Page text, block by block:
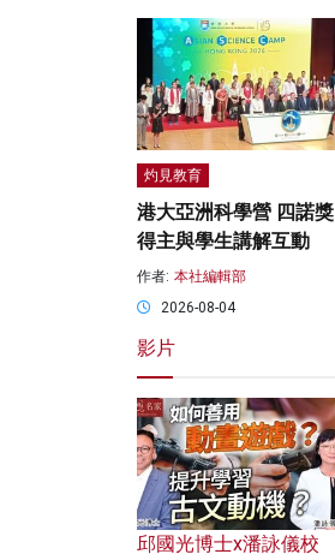
灼見教育
港大亞洲科學營 四諾獎
得主與學生講解互動
作者: 本社編輯部
2026-08-04
影片
邱國光博士x潘詠儀校